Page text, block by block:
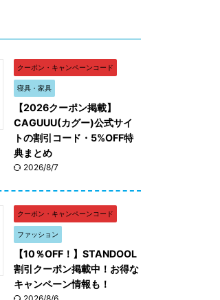
クーポン・キャンペーンコード
寝具・家具
【2026クーポン掲載】
CAGUUU(カグー)公式サイ
トの割引コード・5%OFF特
典まとめ
2026/8/7
クーポン・キャンペーンコード
ファッション
【10％OFF！】STANDOOL
割引クーポン掲載中！お得な
キャンペーン情報も！